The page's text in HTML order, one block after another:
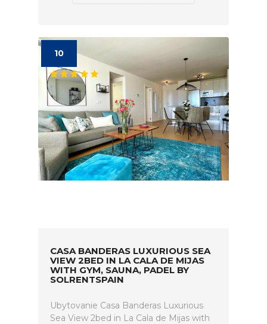
10
CASA BANDERAS LUXURIOUS SEA
VIEW 2BED IN LA CALA DE MIJAS
WITH GYM, SAUNA, PADEL BY
SOLRENTSPAIN
Ubytovanie Casa Banderas Luxurious
Sea View 2bed in La Cala de Mijas with